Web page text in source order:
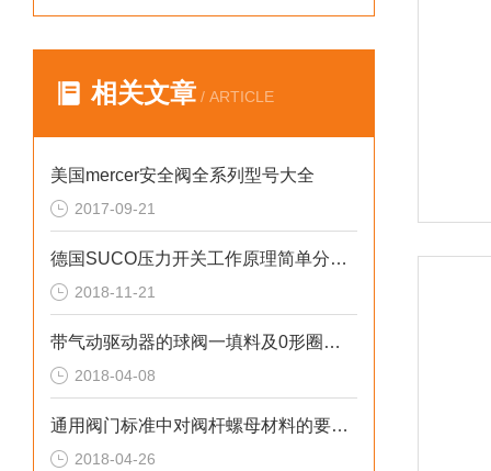
相关文章 / ARTICLE
美国mercer安全阀全系列型号大全
2017-09-21
德国SUCO压力开关工作原理简单分析说明讨论
2018-11-21
带气动驱动器的球阀一填料及0形圈的更换
2018-04-08
通用阀门标准中对阀杆螺母材料的要求-上海翊霈工业
2018-04-26